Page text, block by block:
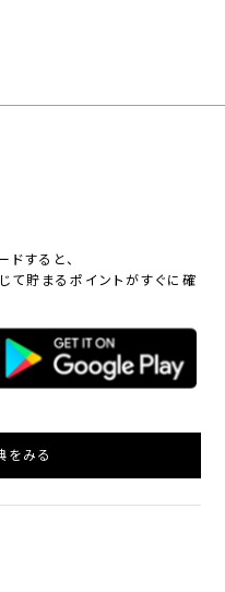
すると、
て貯まるポイントがすぐに確
をみる